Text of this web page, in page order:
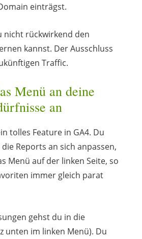
einträgst.
nicht rückwirkend den
kannst. Der Ausschluss
Traffic.
Menü an deine
an
tolles Feature in GA4. Du
Reports an sich anpassen,
Menü auf der linken Seite, so
immer gleich parat
gehst du in die
unten im linken Menü). Du